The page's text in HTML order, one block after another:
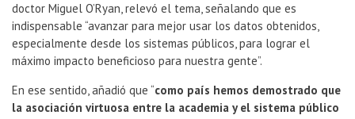
doctor Miguel O’Ryan, relevó el tema, señalando que es
indispensable “avanzar para mejor usar los datos obtenidos,
especialmente desde los sistemas públicos, para lograr el
máximo impacto beneficioso para nuestra gente”.
En ese sentido, añadió que “como país hemos demostrado que
la asociación virtuosa entre la academia y el sistema público